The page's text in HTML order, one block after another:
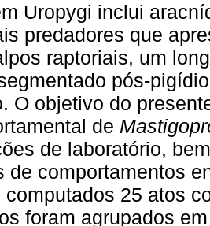
Uropygi inclui
predadores que
raptoriais, um
pós-
O objetivo do
de
de laboratório,
de comportamentos
computados 25 atos
foram agrupados